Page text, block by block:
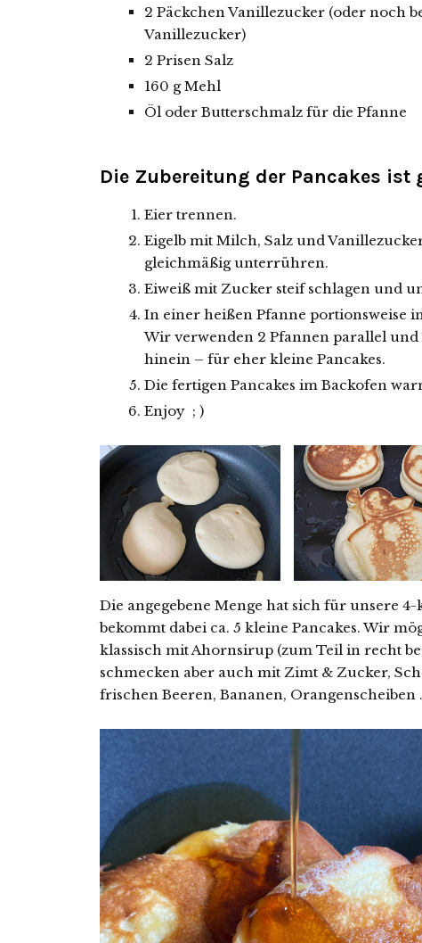
2 Päckchen Vanillezucker (oder noch
Vanillezucker)
2 Prisen Salz
160 g Mehl
Öl oder Butterschmalz für die Pfanne
Die Zubereitung der Pancakes ist
Eier trennen.
Eigelb mit Milch, Salz und
gleichmäßig unterrühren.
Eiweiß mit Zucker steif schlagen und
In einer heißen Pfanne portionsweise
Wir verwenden 2 Pfannen parallel und
hinein – für eher kleine Pancakes.
Die fertigen Pancakes im Backofen
Enjoy ; )
Die angegebene Menge hat sich für unsere
bekommt dabei ca. 5 kleine Pancakes. Wir
klassisch mit Ahornsirup (zum Teil in recht
schmecken aber auch mit Zimt & Zucker,
frischen Beeren, Bananen, Orangenscheiben